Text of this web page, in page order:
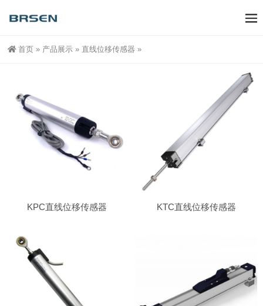
首页 » 产品展示 » 直线位移传感器 »
KPC直线位移传感器 KTC直线位移传感器